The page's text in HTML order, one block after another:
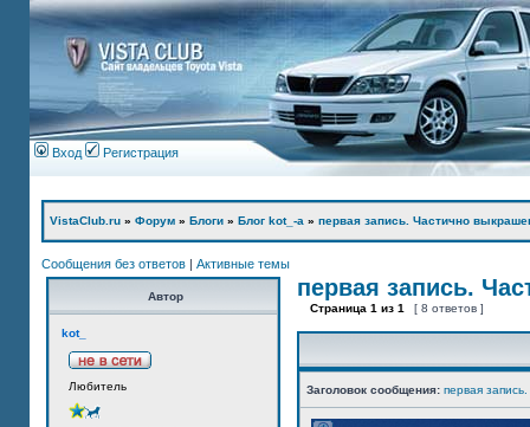
Вход Регистрация
VistaClub.ru » Форум » Блоги » Блог kot_-а » первая запись. Частично
Сообщения без ответов | Активные темы
Автор
kot_
Любитель
первая запись.
Страница 1 из 1 [ 8 ответов ]
Заголовок сообщения: первая